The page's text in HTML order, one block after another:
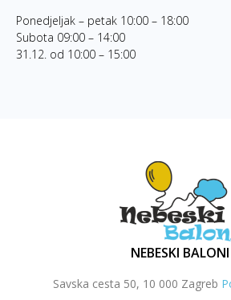
Ponedjeljak – petak 10:00 – 18:00
Subota 09:00 – 14:00
31.12. od 10:00 – 15:00
NEBESKI BALONI
Savska cesta 50, 10 000 Zagreb